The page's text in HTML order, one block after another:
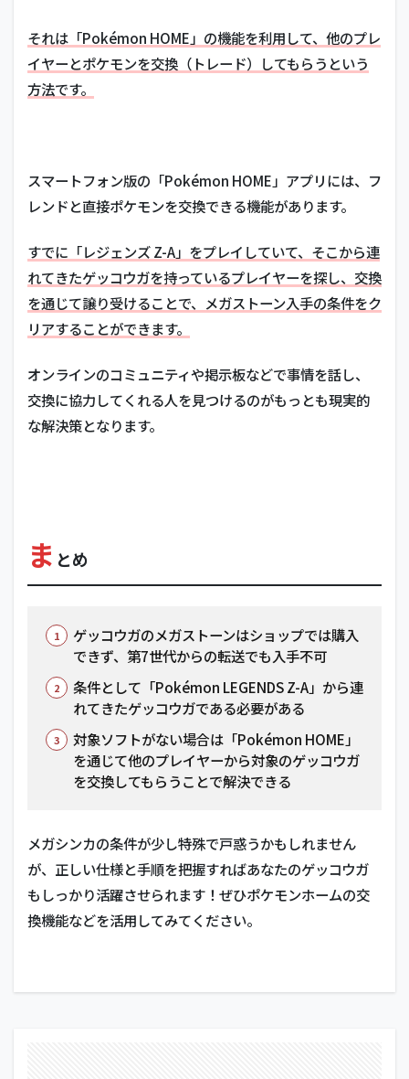
それは「Pokémon HOME」の機能を利用して、他のプレ
イヤーとポケモンを交換（トレード）してもらうという
方法です。
スマートフォン版の「Pokémon HOME」アプリには、フ
レンドと直接ポケモンを交換できる機能があります。
すでに「レジェンズ Z-A」をプレイしていて、そこから連
れてきたゲッコウガを持っているプレイヤーを探し、交換
を通じて譲り受けることで、メガストーン入手の条件をク
リアすることができます。
オンラインのコミュニティや掲示板などで事情を話し、
交換に協力してくれる人を見つけるのがもっとも現実的
な解決策となります。
ま とめ
ゲッコウガのメガストーンはショップでは購入
できず、第7世代からの転送でも入手不可
条件として「Pokémon LEGENDS Z-A」から連
れてきたゲッコウガである必要がある
対象ソフトがない場合は「Pokémon HOME」
を通じて他のプレイヤーから対象のゲッコウガ
を交換してもらうことで解決できる
メガシンカの条件が少し特殊で戸惑うかもしれません
が、正しい仕様と手順を把握すればあなたのゲッコウガ
もしっかり活躍させられます！ぜひポケモンホームの交
換機能などを活用してみてください。